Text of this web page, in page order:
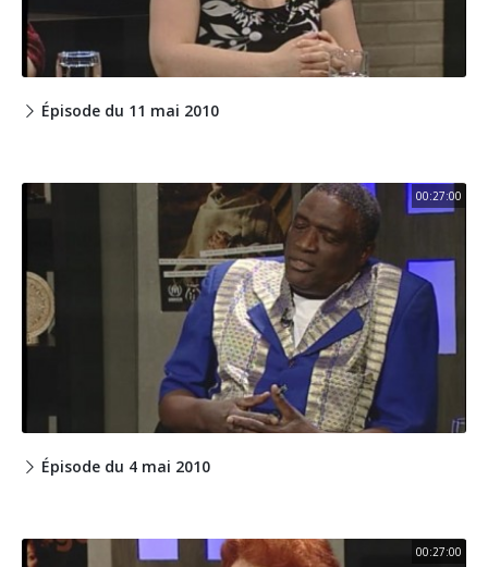
Épisode du 11 mai 2010
00:27:00
Épisode du 4 mai 2010
00:27:00